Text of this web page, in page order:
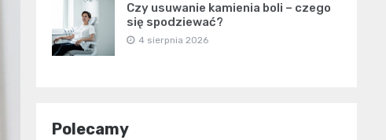
Czy usuwanie kamienia boli – czego
się spodziewać?
4 sierpnia 2026
Polecamy